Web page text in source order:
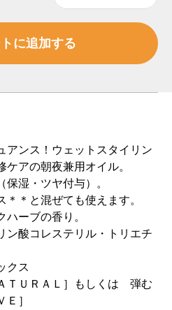
アンス！ウェットスタイリン
アの朝夜兼用オイル。
湿・ツヤ付与）。
＊＊と混ぜても使えます。
ーブの香り。
ン酸コレステリル・トリエチ
クス
ＴＵＲＡＬ］もしくは 弾む
］